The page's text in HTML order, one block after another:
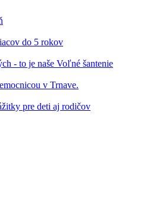
do 5 rokov
- to je naše Voľné šantenie
v Trnave.
pre deti aj rodičov